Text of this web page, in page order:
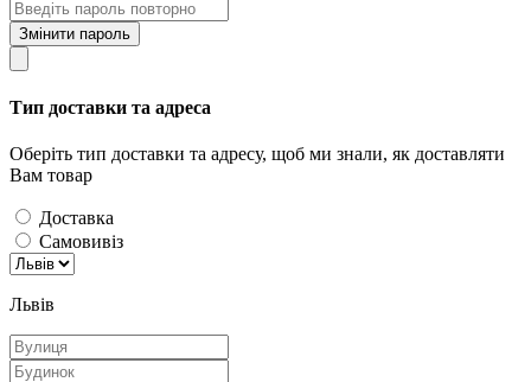
Змінити пароль
Тип доставки та адреса
Оберіть тип доставки та адресу, щоб ми знали, як доставляти
Вам товар
Доставка
Самовивіз
Львів